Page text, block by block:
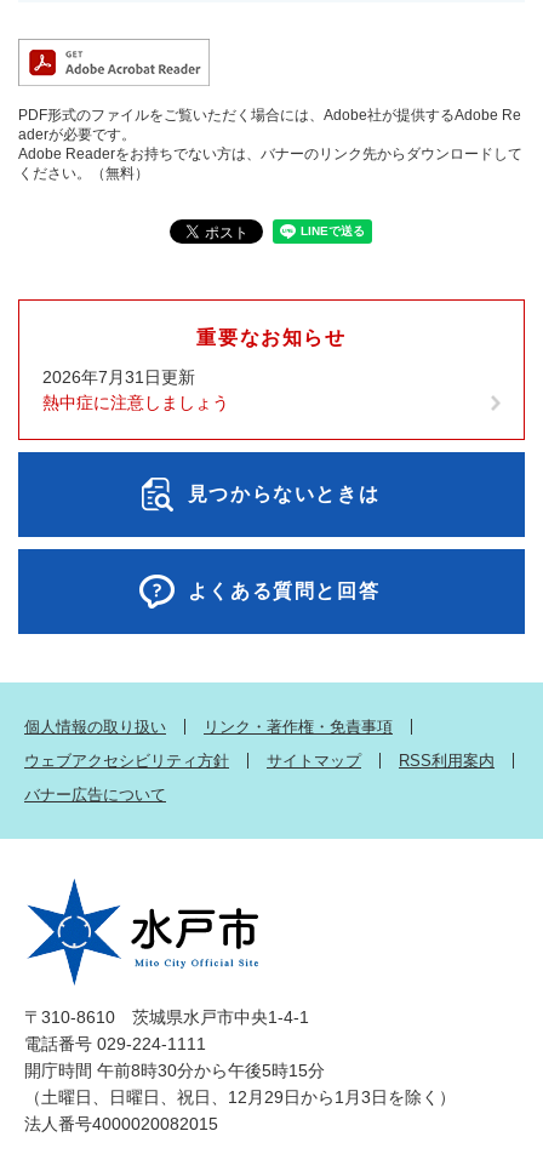
PDF形式のファイルをご覧いただく場合には、Adobe社が提供するAdobe Re
aderが必要です。
Adobe Readerをお持ちでない方は、バナーのリンク先からダウンロードして
ください。（無料）
重要なお知らせ
2026年7月31日更新
熱中症に注意しましょう
見つからないときは
よくある質問と回答
個人情報の取り扱い
リンク・著作権・免責事項
ウェブアクセシビリティ方針
サイトマップ
RSS利用案内
バナー広告について
〒310-8610 茨城県水戸市中央1-4-1
電話番号 029-224-1111
開庁時間 午前8時30分から午後5時15分
（土曜日、日曜日、祝日、12月29日から1月3日を除く）
法人番号4000020082015